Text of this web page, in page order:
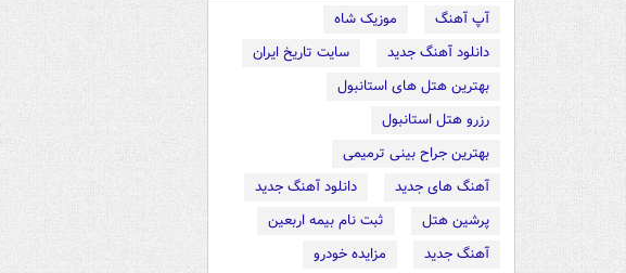
آپ آهنگ
موزیک شاه
دانلود آهنگ جدید
سایت تاریخ ایران
بهترین هتل های استانبول
رزرو هتل استانبول
بهترین جراح بینی ترمیمی
آهنگ های جدید
دانلود آهنگ جدید
پرشین هتل
ثبت نام بیمه اربعین
آهنگ جدید
مزایده خودرو